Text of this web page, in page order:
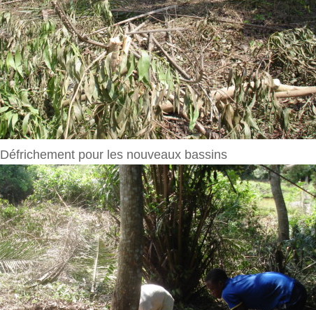
Défrichement pour les nouveaux bassins